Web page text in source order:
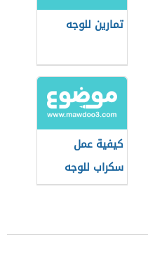
تمارين للوجه
كيفية عمل
سكراب للوجه